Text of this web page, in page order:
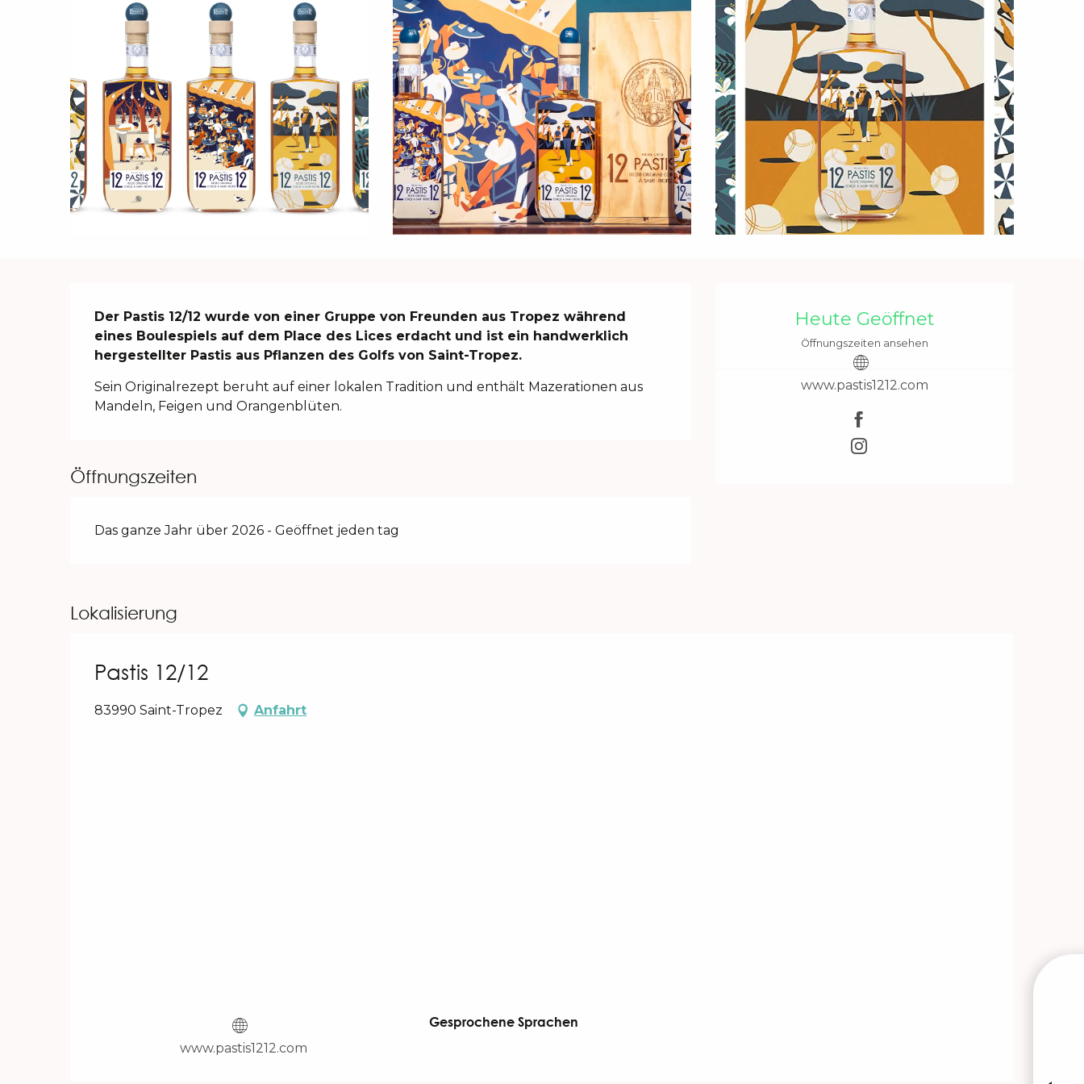
Öffnungszeiten &
Heute Geöffnet
Öffnungszeiten ansehen
www.pastis1212.com
Beschreibung
Der Pastis 12/12 wurde von einer Gruppe von Freunden aus Tropez während
eines Boulespiels auf dem Place des Lices erdacht und ist ein handwerklich
hergestellter Pastis aus Pflanzen des Golfs von Saint-Tropez.
Sein Originalrezept beruht auf einer lokalen Tradition und enthält Mazerationen aus
Mandeln, Feigen und Orangenblüten.
Öffnungszeiten
Das ganze Jahr über 2026 - Geöffnet jeden tag
Lokalisierung
Pastis 12/12
83990 Saint-Tropez Anfahrt
www.pastis1212.com
Gesprochene Sprachen
Gesprochene Sprachen